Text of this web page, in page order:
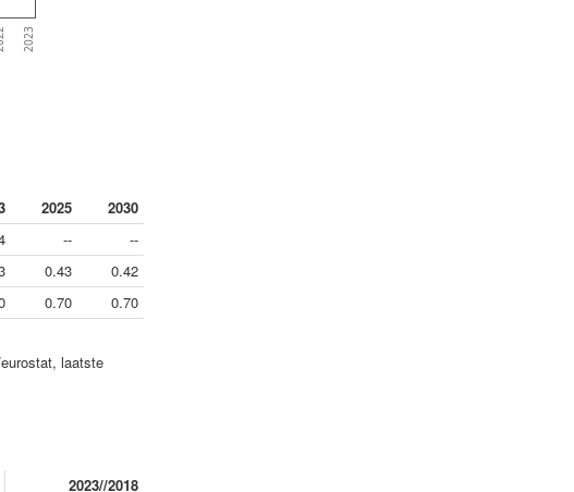
2023
2025
2030
--
--
0.43
0.42
0.70
0.70
laatste
2023//2018